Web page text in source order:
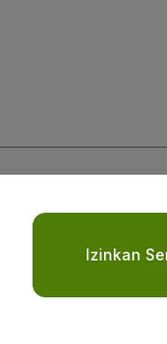
Privasi Seluler
Izinkan